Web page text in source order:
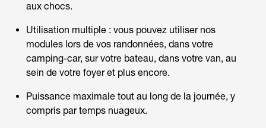
aux chocs.
Utilisation multiple : vous pouvez utiliser nos
modules lors de vos randonnées, dans votre
camping-car, sur votre bateau, dans votre van, au
sein de votre foyer et plus encore.
Puissance maximale tout au long de la journée, y
compris par temps nuageux.